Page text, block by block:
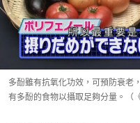
多酚雖有抗氧化功效，可預防衰老
有多酚的食物以攝取足夠分量。（